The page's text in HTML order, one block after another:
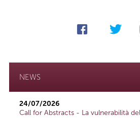
NEWS
24/07/2026
Call for Abstracts - La vulnerabilità